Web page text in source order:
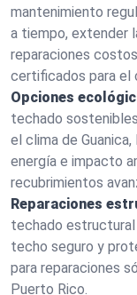
mantenimiento
a tiempo, extender
reparaciones
certificados para el
Opciones
techado
el clima de
energía e impacto
recubrimientos
Reparaciones
techado estructural
techo seguro y
para reparaciones
Puerto Rico.